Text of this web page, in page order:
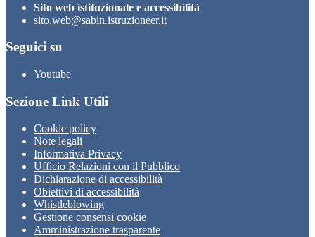
Sito web istituzionale e accessibilità
sito.web@sabin.istruzioneer.it
Seguici su
Youtube
Sezione Link Utili
Cookie policy
Note legali
Informativa Privacy
Ufficio Relazioni con il Pubblico
Dichiarazione di accessibilità
Obiettivi di accessibilità
Whistleblowing
Gestione consensi cookie
Amministrazione trasparente